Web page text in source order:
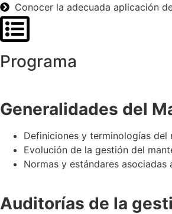
Conocer la adecuada aplicación
Programa
Generalidades del
Definiciones y terminologías del
Evolución de la gestión del
Normas y estándares
Auditorías de la